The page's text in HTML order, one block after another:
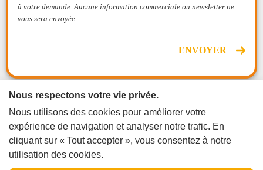
à votre demande. Aucune information commerciale ou newsletter ne
vous sera envoyée.
ENVOYER
La newsletter
Nous respectons votre vie privée.
Nous utilisons des cookies pour améliorer votre
expérience de navigation et analyser notre trafic. En
cliquant sur « Tout accepter », vous consentez à notre
utilisation des cookies.